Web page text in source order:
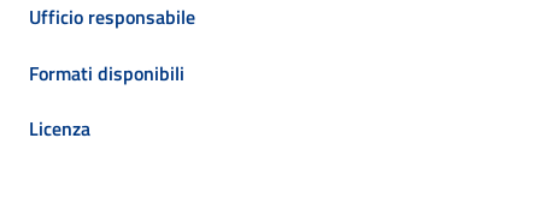
Ufficio responsabile
Formati disponibili
Licenza